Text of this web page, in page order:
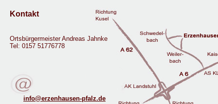
Kontakt
Ortsbürgermeister Andreas Jahnke
Tel: 0157 51776778
info@erzenhausen-pfalz.de